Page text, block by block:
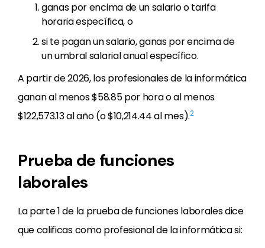
ganas por encima de un salario o tarifa
horaria específica, o
si te pagan un salario, ganas por encima de
un umbral salarial anual específico.
A partir de 2026, los profesionales de la informática
ganan al menos $58.85 por hora o al menos
$122,573.13 al año (o $10,214.44 al mes).2
Prueba de funciones
laborales
La parte 1 de la prueba de funciones laborales dice
que calificas como profesional de la informática si: